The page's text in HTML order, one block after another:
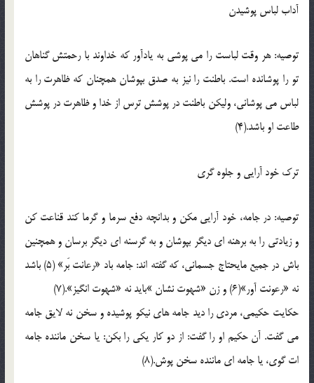
آداب لباس پوشيدن
توصيه: هر وقت لباست را مي پوشي به يادآور که خداوند با رحمتش گناهان
تو را پوشانده است. باطنت را نيز به صدق بپوشان همچنان که ظاهرت را به
لباس مي پوشاني، وليکن باطنت در پوشش ترس از خدا و ظاهرت در پوشش
طاعت او باشد.(4)
ترک خود آرايي و جلوه گري
توصيه: در جامه، خود آرايي مکن و بدانچه دفع سرما و گرما کند قناعت کن
و زيادتي را به برهنه اي ديگر بپوشان و به گرسنه اي ديگر برسان و همچنين
باش در جميع مايحتاج جسماني، که گفته اند: جامه باد «رعانت بَر» (5) باشد
نه «رعونت آور»(6) و زن «شهوت نشان »بايد نه «شهوت انگيز».(7)
حکايت حکيمي، مردي را ديد جامه هاي نيکو پوشيده و سخن نه لايق جامه
مي گفت. آن حکيم او را گفت: از دو کار يکي را بکن: يا سخن ماننده جامه
ات گوي، يا جامه اي ماننده سخن پوش.(8)